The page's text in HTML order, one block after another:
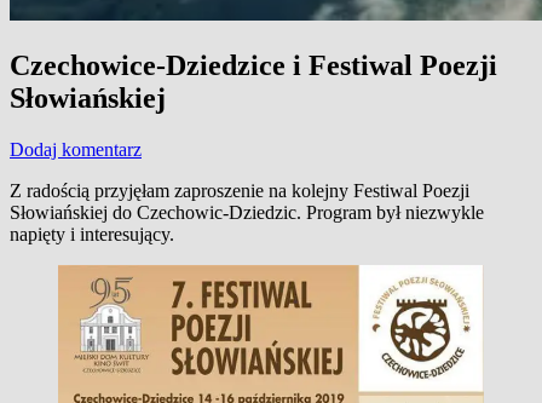
Czechowice-Dziedzice i Festiwal Poezji
Słowiańskiej
Dodaj komentarz
Z radością przyjęłam zaproszenie na kolejny Festiwal Poezji
Słowiańskiej do Czechowic-Dziedzic. Program był niezwykle
napięty i interesujący.